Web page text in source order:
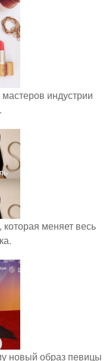
индустрии
меняет весь
новый образ певицы